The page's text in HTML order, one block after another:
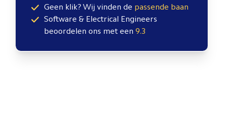
Geen klik? Wij vinden de passende baan
Software & Electrical Engineers
beoordelen ons met een 9.3